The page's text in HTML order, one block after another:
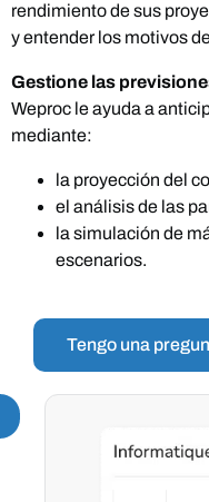
rendimiento de sus
y entender los motivos
Gestione las
Weproc le ayuda a
mediante:
la proyección del
el análisis de las
la simulación de
escenarios.
Tengo una